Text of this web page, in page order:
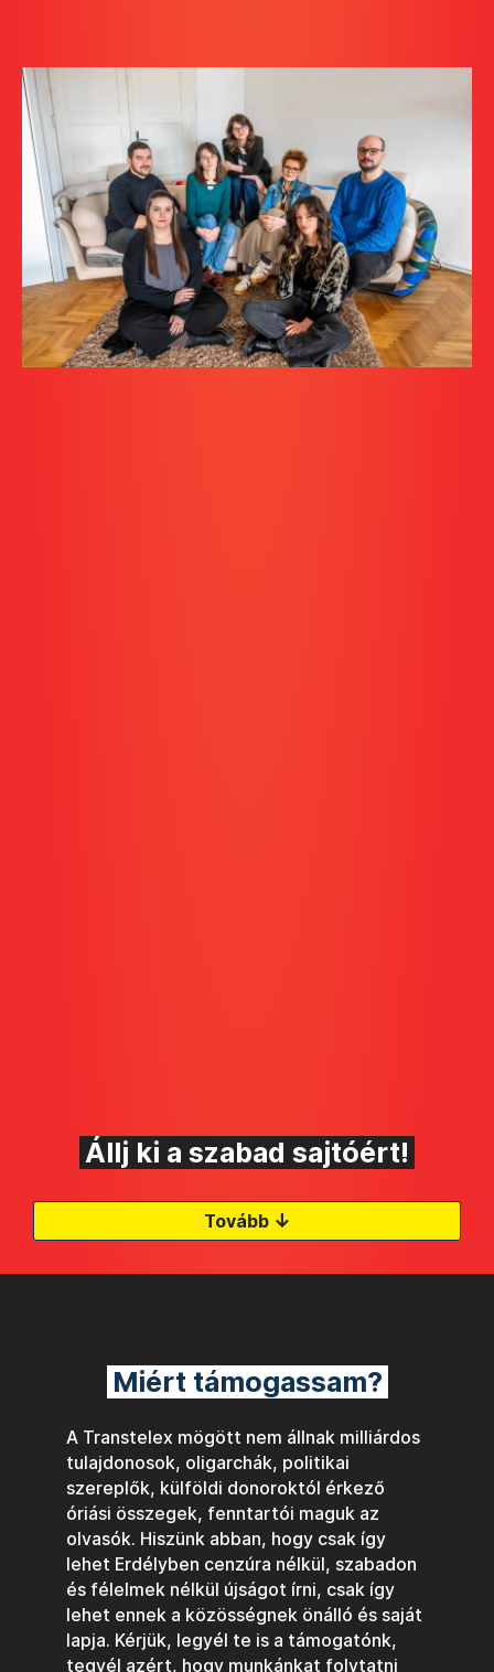
Állj ki a szabad sajtóért!
Tovább ↓
Miért támogassam?
A Transtelex mögött nem állnak milliárdos
tulajdonosok, oligarchák, politikai
szereplők, külföldi donoroktól érkező
óriási összegek, fenntartói maguk az
olvasók. Hiszünk abban, hogy csak így
lehet Erdélyben cenzúra nélkül, szabadon
és félelmek nélkül újságot írni, csak így
lehet ennek a közösségnek önálló és saját
lapja. Kérjük, legyél te is a támogatónk,
tegyél azért, hogy munkánkat folytatni